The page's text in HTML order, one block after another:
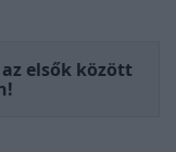
elsők között